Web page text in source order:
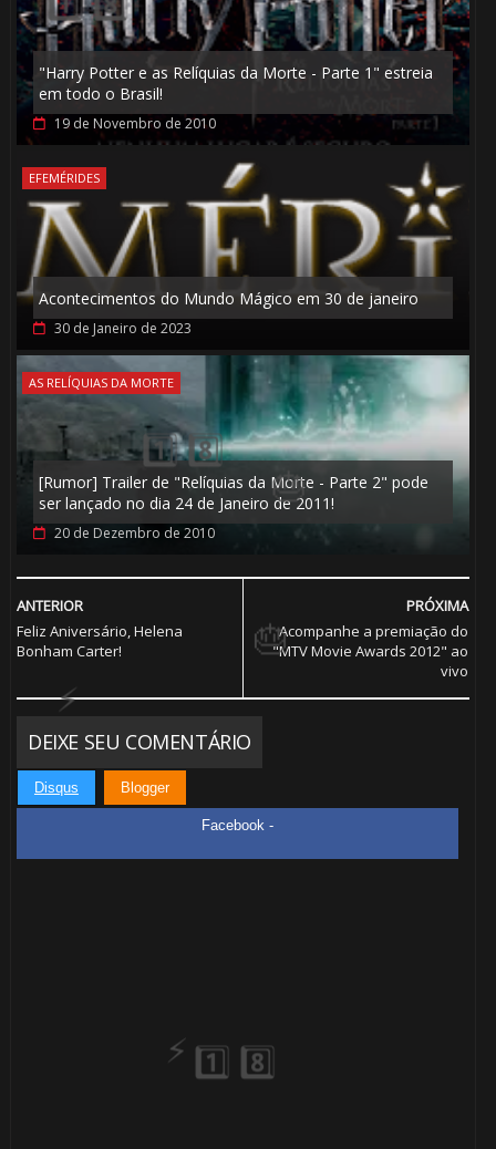
"Harry Potter e as Relíquias da Morte - Parte 1" estreia
em todo o Brasil!
19 de Novembro de 2010
EFEMÉRIDES
Acontecimentos do Mundo Mágico em 30 de janeiro
30 de Janeiro de 2023
AS RELÍQUIAS DA MORTE
[Rumor] Trailer de "Relíquias da Morte - Parte 2" pode
ser lançado no dia 24 de Janeiro de 2011!
20 de Dezembro de 2010
PRÓXIMA
Acompanhe a premiação do
"MTV Movie Awards 2012" ao
vivo
ANTERIOR
Feliz Aniversário, Helena
Bonham Carter!
DEIXE SEU COMENTÁRIO
Disqus Blogger
Facebook -
⚡
🎈
🎂
🎈
🎂
🎈